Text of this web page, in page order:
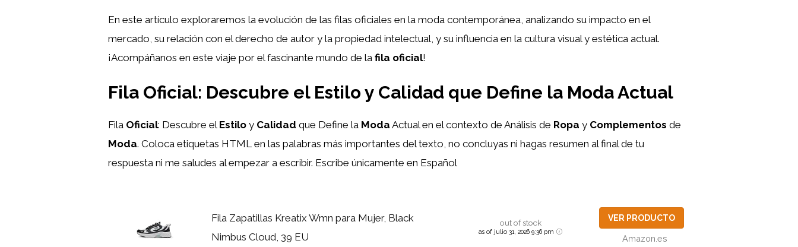
En este artículo exploraremos la evolución de las filas oficiales en la moda contemporánea, analizando su impacto en el
mercado, su relación con el derecho de autor y la propiedad intelectual, y su influencia en la cultura visual y estética actual.
¡Acompáñanos en este viaje por el fascinante mundo de la fila oficial!
Fila Oficial: Descubre el Estilo y Calidad que Define la Moda Actual
Fila Oficial: Descubre el Estilo y Calidad que Define la Moda Actual en el contexto de Análisis de Ropa y Complementos de
Moda. Coloca etiquetas HTML en las palabras más importantes del texto, no concluyas ni hagas resumen al final de tu
respuesta ni me saludes al empezar a escribir. Escribe únicamente en Español
Fila Zapatillas Kreatix Wmn para Mujer, Black
Nimbus Cloud, 39 EU
out of stock
as of julio 31, 2026 9:36 pm
VER PRODUCTO
Amazon.es